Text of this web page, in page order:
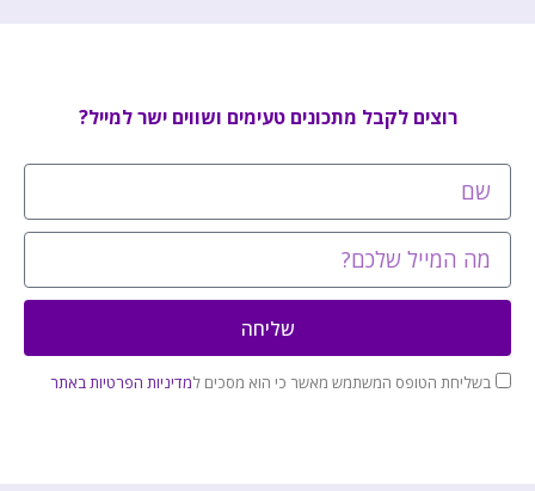
רוצים לקבל מתכונים טעימים ושווים ישר למייל?
בשליחת הטופס המשתמש מאשר כי הוא מסכים למדיניות הפרטיות באתר
שליחה